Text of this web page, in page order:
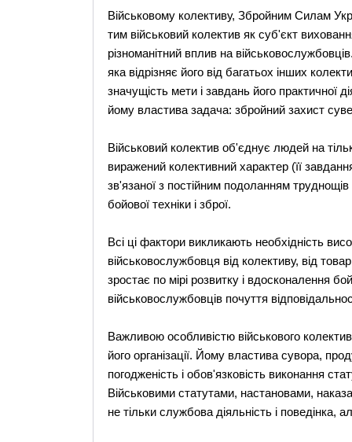
Військовому колективу, Збройним Силам
тим військовий колектив як суб'єкт
різноманітний вплив на
яка відрізняє його від багатьох інших
значущість мети і завдань його практичної
йому властива задача: збройний захист
Військовий колектив об'єднує людей на
виражений колективний характер (її
зв'язаної з постійним подоланням
бойової техніки і зброї.
Всі ці фактори викликають необхідність
військовослужбовця від колективу, від
зростає по мірі розвитку і вдосконалення
військовослужбовців почуття
Важливою особливістю військового
його організації. Йому властива сувора,
погодженість і обов'язковість виконання
Військовими статутами, настановами,
не тільки службова діяльність і